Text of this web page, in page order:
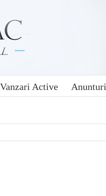
Vanzari Active Anunturi